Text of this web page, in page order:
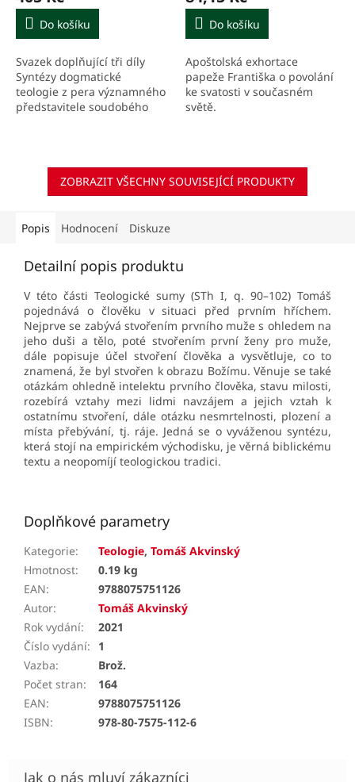
Do košíku
Svazek doplňující tři díly
Syntézy dogmatické
teologie z pera významného
představitele soudobého
Do košíku
Apoštolská exhortace
papeže Františka o povolání
ke svatosti v současném
světě.
ZOBRAZIT VŠECHNY SOUVISEJÍCÍ PRODUKTY
Popis Hodnocení Diskuze
Detailní popis produktu
V této části Teologické sumy (STh I, q. 90–102) Tomáš
pojednává o člověku v situaci před prvním hříchem.
Nejprve se zabývá stvořením prvního muže s ohledem na
jeho duši a tělo, poté stvořením první ženy pro muže,
dále popisuje účel stvoření člověka a vysvětluje, co to
znamená, že byl stvořen k obrazu Božímu. Věnuje se také
otázkám ohledně intelektu prvního člověka, stavu milosti,
rozebírá vztahy mezi lidmi navzájem a jejich vztah k
ostatnímu stvoření, dále otázku nesmrtelnosti, plození a
místa přebývání, tj. ráje. Jedná se o vyváženou syntézu,
která stojí na empi­ric­kém východisku, je věrná biblickému
textu a ne­opo­míjí teo­lo­gickou tradici.
Doplňkové parametry
Kategorie: Teologie, Tomáš Akvinský
Hmotnost:
0.19 kg
EAN:
9788075751126
Autor:
Tomáš Akvinský
Rok vydání:
2021
Číslo vydání:
1
Vazba:
Brož.
Počet stran:
164
EAN:
9788075751126
ISBN: 978-80-7575-112-6